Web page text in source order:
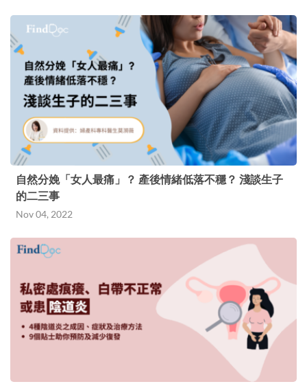
自然分娩「女人最痛」？ 產後情緒低落不穩？ 淺談生子
的二三事
Nov 04, 2022